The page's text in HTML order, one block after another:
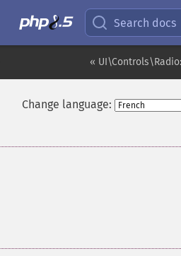
Search docs
«
Change language: